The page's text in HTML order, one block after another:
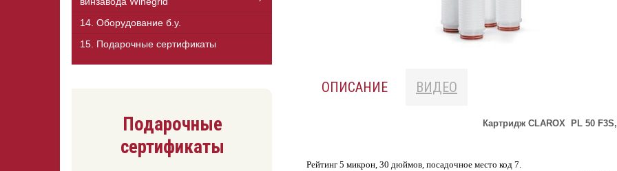
ОПИСАНИЕ ВИДЕО
Картридж CLAROX PL 50
Рейтинг 5 микрон, 30 дюймов, посадочное место код 7.
14. Оборудование б.у.
15. Подарочные сертификаты
Подарочные
сертификаты